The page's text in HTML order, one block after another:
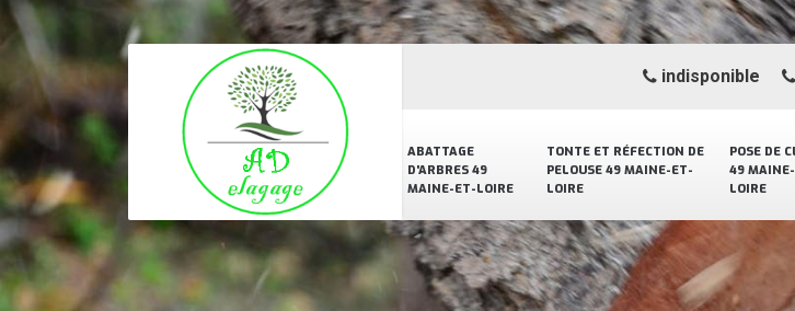
ABATTAGE
D'ARBRES 49
MAINE-ET-LOIRE
TONTE ET RÉFECTION DE
PELOUSE 49 MAINE-ET-
LOIRE
POSE DE
49
LOIRE
indisponible